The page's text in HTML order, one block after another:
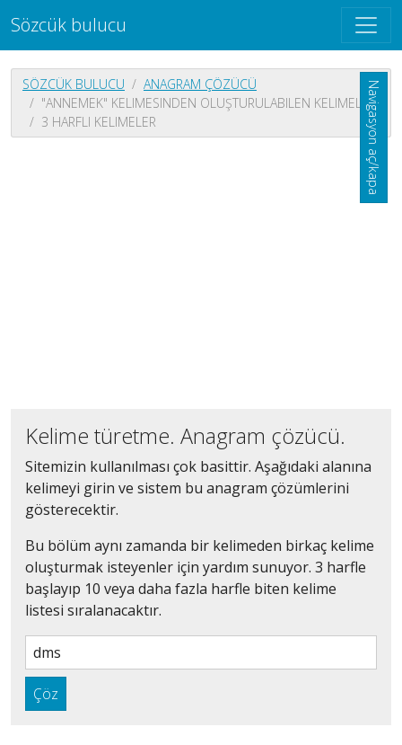
Sözcük bulucu
Navigasyon aç/kapa
SÖZCÜK BULUCU
ANAGRAM ÇÖZÜCÜ
"ANNEMEK" KELIMESINDEN OLUŞTURULABILEN KELIMELER
3 HARFLI KELIMELER
Kelime türetme. Anagram çözücü.
Sitemizin kullanılması çok basittir. Aşağıdaki alanına
kelimeyi girin ve sistem bu anagram çözümlerini
gösterecektir.
Bu bölüm aynı zamanda bir kelimeden birkaç kelime
oluşturmak isteyenler için yardım sunuyor. 3 harfle
başlayıp 10 veya daha fazla harfle biten kelime
listesi sıralanacaktır.
Çöz